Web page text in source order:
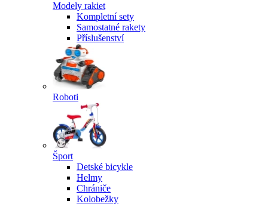
Modely rakiet
Kompletní sety
Samostatné rakety
Příslušenství
Roboti
Šport
Detské bicykle
Helmy
Chrániče
Kolobežky